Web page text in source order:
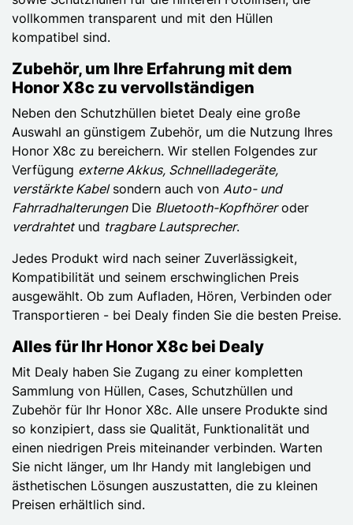
vollkommen transparent und mit den Hüllen
kompatibel sind.
Zubehör, um Ihre Erfahrung mit dem
Honor X8c zu vervollständigen
Neben den Schutzhüllen bietet Dealy eine große
Auswahl an günstigem Zubehör, um die Nutzung Ihres
Honor X8c zu bereichern. Wir stellen Folgendes zur
Verfügung externe Akkus, Schnellladegeräte,
verstärkte Kabelsondern auch von Auto- und
FahrradhalterungenDie Bluetooth-Kopfhöreroder
verdrahtetund tragbare Lautsprecher.
Jedes Produkt wird nach seiner Zuverlässigkeit,
Kompatibilität und seinem erschwinglichen Preis
ausgewählt. Ob zum Aufladen, Hören, Verbinden oder
Transportieren - bei Dealy finden Sie die besten Preise.
Alles für Ihr Honor X8c bei Dealy
Mit Dealy haben Sie Zugang zu einer kompletten
Sammlung von Hüllen, Cases, Schutzhüllen und
Zubehör für Ihr Honor X8c. Alle unsere Produkte sind
so konzipiert, dass sie Qualität, Funktionalität und
einen niedrigen Preis miteinander verbinden. Warten
Sie nicht länger, um Ihr Handy mit langlebigen und
ästhetischen Lösungen auszustatten, die zu kleinen
Preisen erhältlich sind.